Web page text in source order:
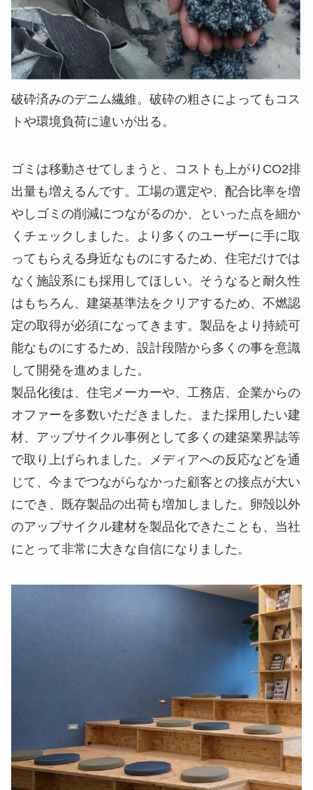
破砕済みのデニム繊維。破砕の粗さによってもコス
トや環境負荷に違いが出る。
ゴミは移動させてしまうと、コストも上がりCO2排
出量も増えるんです。工場の選定や、配合比率を増
やしゴミの削減につながるのか、といった点を細か
くチェックしました。より多くのユーザーに手に取
ってもらえる身近なものにするため、住宅だけでは
なく施設系にも採用してほしい。そうなると耐久性
はもちろん、 建築基準法をクリアするため、不燃認
定の取得が必須になってきます。製品をより持続可
能なものにするため、設計段階から多くの事を意識
して開発を進めました。
製品化後は、住宅メーカーや、工務店、企業からの
オファーを多数いただきました。また採用したい建
材、アップサイクル事例として多くの建築業界誌等
で取り上げられました。メディアへの反応などを通
じて、今までつながらなかった顧客との接点が大い
にでき、既存製品の出荷も増加しました。卵殻以外
のアップサイクル建材を製品化できたことも、当社
にとって非常に大きな自信になりました。